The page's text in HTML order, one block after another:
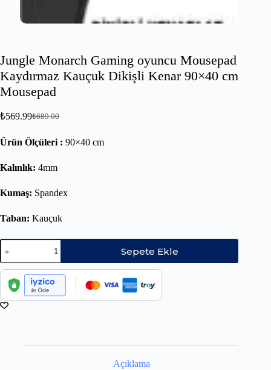
Jungle Monarch Gaming oyuncu Mousepad
Kaydırmaz Kauçuk Dikişli Kenar 90×40 cm
Mousepad
₺689.00
₺569.99
Ürün Ölçüleri : 90×40 cm
Kalınlık: 4mm
Kumaş: Spandex
Taban: Kauçuk
Sepete Ekle
Açıklama